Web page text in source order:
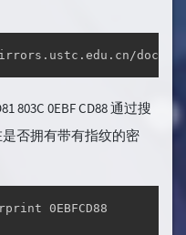
复制
803C 0EBF CD88 通过搜
否拥有带有指纹的密
0EBFCD88